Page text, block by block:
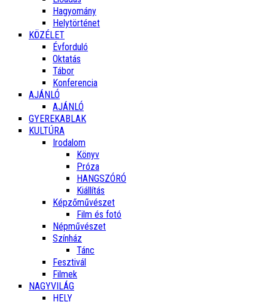
Hagyomány
Helytörténet
KÖZÉLET
Évforduló
Oktatás
Tábor
Konferencia
AJÁNLÓ
AJÁNLÓ
GYEREKABLAK
KULTÚRA
Irodalom
Könyv
Próza
HANGSZÓRÓ
Kiállítás
Képzőművészet
Film és fotó
Népművészet
Színház
Tánc
Fesztivál
Filmek
NAGYVILÁG
HELY